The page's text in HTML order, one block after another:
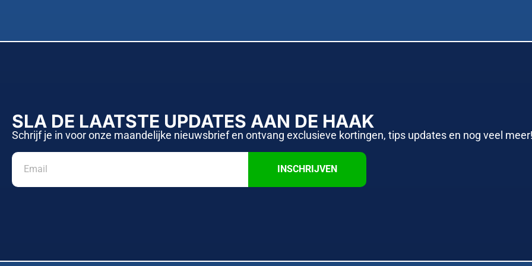
SLA DE LAATSTE UPDATES AAN DE HAAK
Schrijf je in voor onze maandelijke nieuwsbrief en ontvang exclusieve kortingen, tips updates en nog veel
INSCHRIJVEN